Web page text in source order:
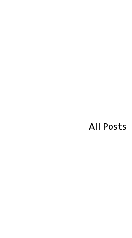
All Posts